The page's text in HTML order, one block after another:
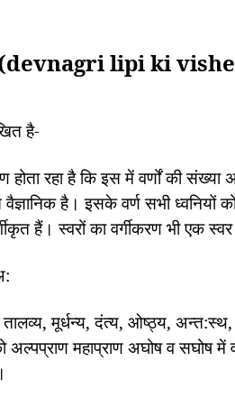
(devnagri lipi ki
है-
होता रहा है कि इस में वर्णों की
वैज्ञानिक है। इसके वर्ण सभी
हैं। स्वरों का वर्गीकरण भी एक स्वर
तालव्य,मूर्धन्य,दंत्य, ओष्ठ्य, अन्त:स्थ
महाप्राण अघोष व सघोष में